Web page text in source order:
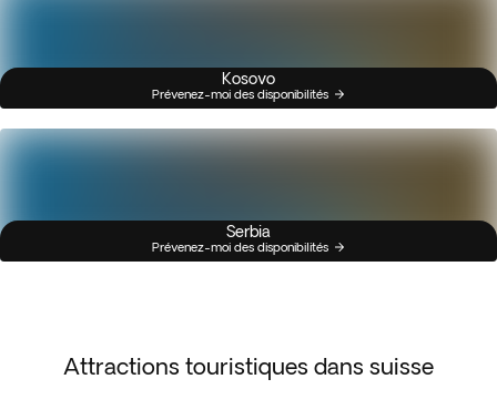
Kosovo
Prévenez-moi des disponibilités
Serbia
Prévenez-moi des disponibilités
Attractions touristiques dans suisse